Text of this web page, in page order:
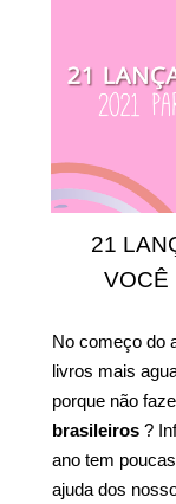
21
VOCÊ
No começo do
livros mais
porque não
brasileiros ?
ano tem
ajuda dos